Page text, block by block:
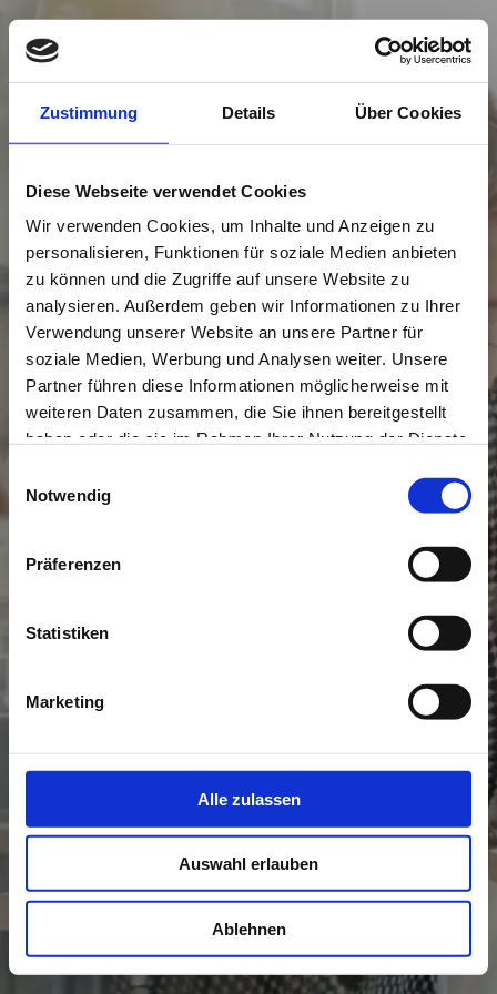
Zustimmung Details Über Cookies
Diese Webseite verwendet Cookies
Wir verwenden Cookies, um Inhalte und Anzeigen zu
personalisieren, Funktionen für soziale Medien anbieten
zu können und die Zugriffe auf unsere Website zu
analysieren. Außerdem geben wir Informationen zu Ihrer
Verwendung unserer Website an unsere Partner für
soziale Medien, Werbung und Analysen weiter. Unsere
Partner führen diese Informationen möglicherweise mit
weiteren Daten zusammen, die Sie ihnen bereitgestellt
haben oder die sie im Rahmen Ihrer Nutzung der Dienste
Notwendig
Präferenzen
Statistiken
Marketing
Alle zulassen
Auswahl erlauben
Ablehnen